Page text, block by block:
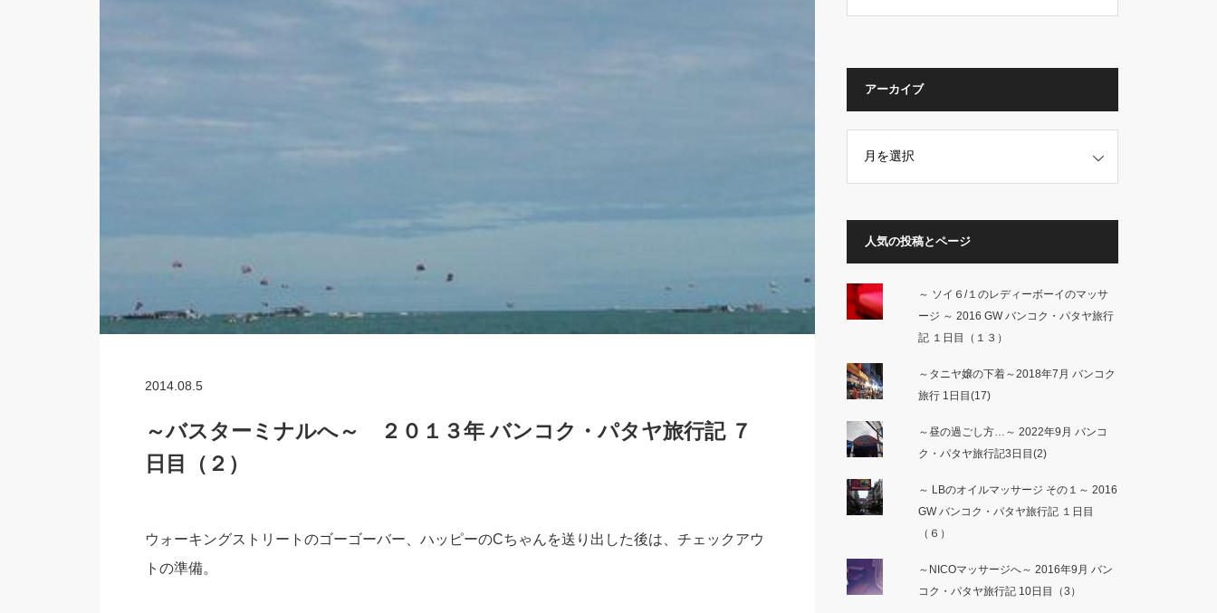
2014.08.5
～バスターミナルへ～ ２０１３年 バンコク・パタヤ旅行記 ７
日目（２）
ウォーキングストリートのゴーゴーバー、ハッピーのCちゃんを送り出した後は、チェックアウ
トの準備。
アーカイブ
人気の投稿とページ
～ ソイ６/１のレディーボーイのマッサ
ージ ～ 2016 GW バンコク・パタヤ旅行
記 １日目（１３）
～タニヤ嬢の下着～2018年7月 バンコク
旅行 1日目(17)
～昼の過ごし方…～ 2022年9月 バンコ
ク・パタヤ旅行記3日目(2)
～ LBのオイルマッサージ その１～ 2016
GW バンコク・パタヤ旅行記 １日目
（６）
～NICOマッサージへ～ 2016年9月 バン
コク・パタヤ旅行記 10日目（3）